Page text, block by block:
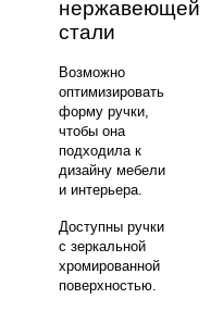
нержавеющей
стали
Возможно
оптимизировать
форму ручки,
чтобы она
подходила к
дизайну мебели
и интерьера.
Доступны ручки
с зеркальной
хромированной
поверхностью.